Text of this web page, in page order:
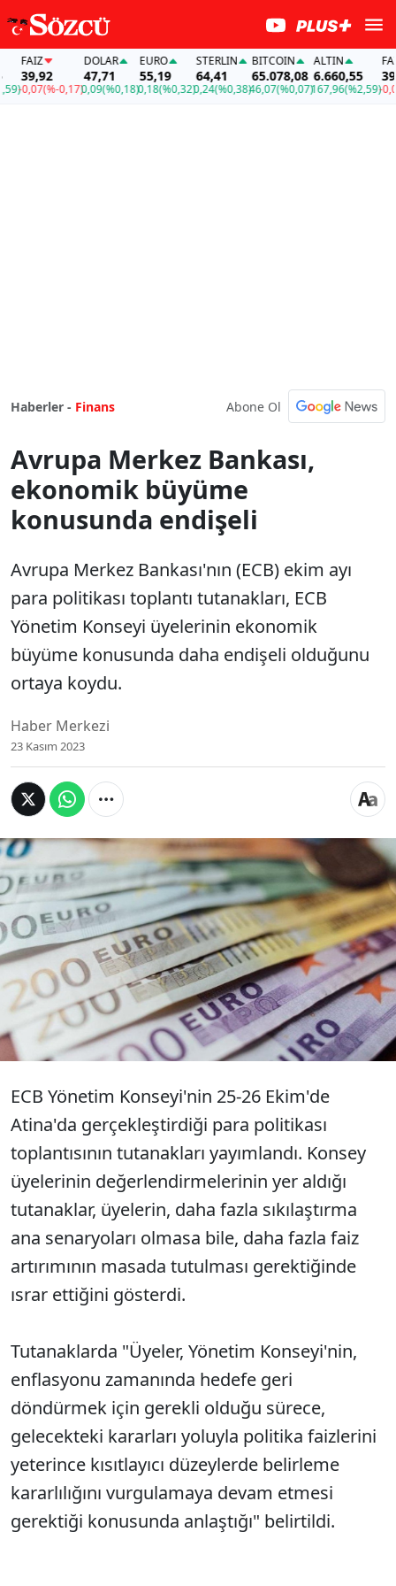
FAİZ
39,92
-0,07(%-0,17)
DOLAR
47,71
0,09(%0,18)
EURO
55,19
0,18(%0,32)
STERLIN
64,41
0,24(%0,38)
BITCOIN
65.078,08
46,07(%0,07)
ALTIN
6.660,55
167,96(%2,59)
FAİZ
-0,07
Haberler - Finans Abone Ol
Avrupa Merkez Bankası,
ekonomik büyüme
konusunda endişeli
Avrupa Merkez Bankası'nın (ECB) ekim ayı
para politikası toplantı tutanakları, ECB
Yönetim Konseyi üyelerinin ekonomik
büyüme konusunda daha endişeli olduğunu
ortaya koydu.
Haber Merkezi
23 Kasım 2023
Avrupa Merkez Bankası'nın (ECB) ekim ayı
para politikası toplantı tutanakları, ECB
Yönetim Konseyi üyelerinin ekonomik
büyüme konusunda daha endişeli olduğunu
ortaya koydu.
ECB Yönetim Konseyi'nin 25-26 Ekim'de
Atina'da gerçekleştirdiği para politikası
toplantısının tutanakları yayımlandı. Konsey
üyelerinin değerlendirmelerinin yer aldığı
tutanaklar, üyelerin, daha fazla sıkılaştırma
ana senaryoları olmasa bile, daha fazla faiz
artırımının masada tutulması gerektiğinde
ısrar ettiğini gösterdi.
Tutanaklarda "Üyeler, Yönetim Konseyi'nin,
enflasyonu zamanında hedefe geri
döndürmek için gerekli olduğu sürece,
gelecekteki kararları yoluyla politika faizlerini
yeterince kısıtlayıcı düzeylerde belirleme
kararlılığını vurgulamaya devam etmesi
gerektiği konusunda anlaştığı" belirtildi.